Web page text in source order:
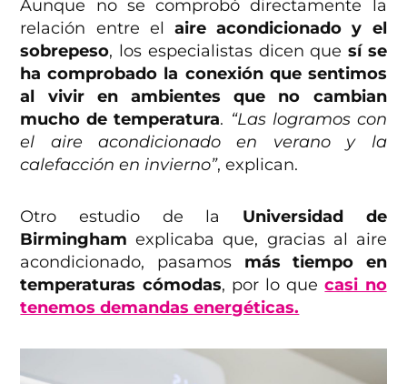
Aunque no se comprobó directamente la
relación entre el aire acondicionado y el
sobrepeso, los especialistas dicen que sí se
ha comprobado la conexión que sentimos
al vivir en ambientes que no cambian
mucho de temperatura. “Las logramos con
el aire acondicionado en verano y la
calefacción en invierno”, explican.
Otro estudio de la Universidad de
Birmingham explicaba que, gracias al aire
acondicionado, pasamosmás tiempo en
temperaturas cómodas, por lo quecasi no
tenemos demandas energéticas.